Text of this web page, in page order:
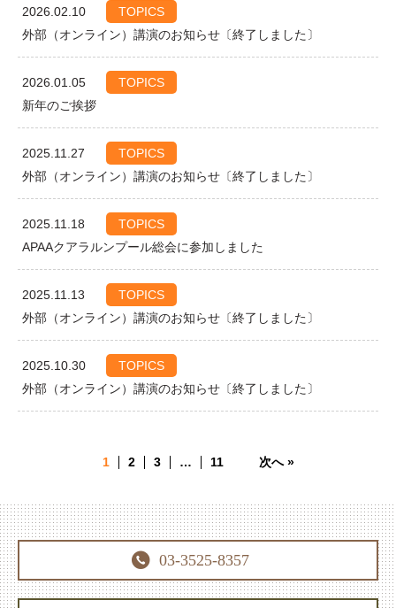
2026.02.10
TOPICS
外部（オンライン）講演のお知らせ〔終了しました〕
2026.01.05
TOPICS
新年のご挨拶
2025.11.27
TOPICS
外部（オンライン）講演のお知らせ〔終了しました〕
2025.11.18
TOPICS
APAAクアラルンプール総会に参加しました
2025.11.13
TOPICS
外部（オンライン）講演のお知らせ〔終了しました〕
2025.10.30
TOPICS
外部（オンライン）講演のお知らせ〔終了しました〕
1 2 3 … 11 次へ »
 03-3525-8357